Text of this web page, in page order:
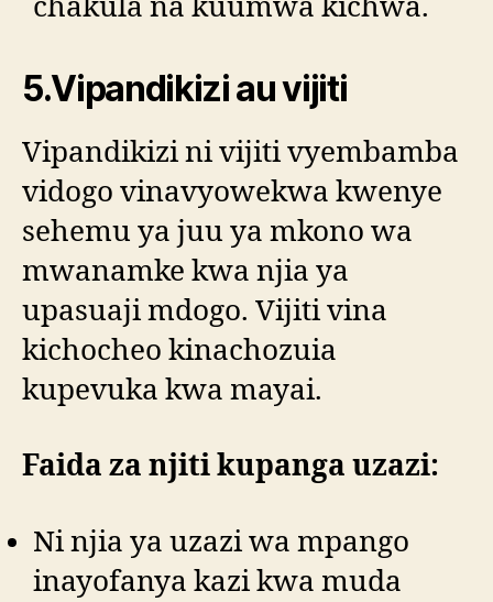
chakula na kuumwa kichwa.
5.Vipandikizi au vijiti
Vipandikizi ni vijiti vyembamba
vidogo vinavyowekwa kwenye
sehemu ya juu ya mkono wa
mwanamke kwa njia ya
upasuaji mdogo. Vijiti vina
kichocheo kinachozuia
kupevuka kwa mayai.
Faida za njiti kupanga uzazi:
Ni njia ya uzazi wa mpango
inayofanya kazi kwa muda